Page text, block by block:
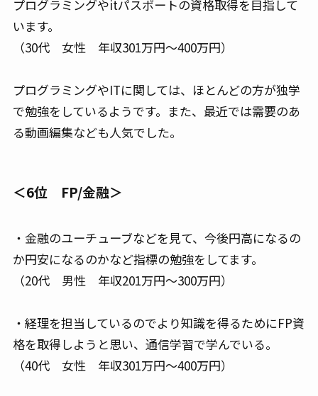
プログラミングやitパスポートの資格取得を目指して
います。
（30代 女性 年収301万円～400万円）
プログラミングやITに関しては、ほとんどの方が独学
で勉強をしているようです。また、最近では需要のあ
る動画編集なども人気でした。
＜6位 FP/金融＞
・金融のユーチューブなどを見て、今後円高になるの
か円安になるのかなど指標の勉強をしてます。
（20代 男性 年収201万円～300万円）
・経理を担当しているのでより知識を得るためにFP資
格を取得しようと思い、通信学習で学んでいる。
（40代 女性 年収301万円～400万円）